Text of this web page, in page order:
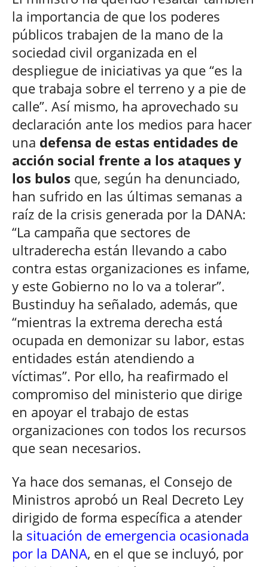
la importancia de que los poderes
públicos trabajen de la mano de la
sociedad civil organizada en el
despliegue de iniciativas ya que “es la
que trabaja sobre el terreno y a pie de
calle”. Así mismo, ha aprovechado su
declaración ante los medios para hacer
una defensa de estas entidades de
acción social frente a los ataques y
los bulos que, según ha denunciado,
han sufrido en las últimas semanas a
raíz de la crisis generada por la DANA:
“La campaña que sectores de
ultraderecha están llevando a cabo
contra estas organizaciones es infame,
y este Gobierno no lo va a tolerar”.
Bustinduy ha señalado, además, que
“mientras la extrema derecha está
ocupada en demonizar su labor, estas
entidades están atendiendo a
víctimas”. Por ello, ha reafirmado el
compromiso del ministerio que dirige
en apoyar el trabajo de estas
organizaciones con todos los recursos
que sean necesarios.
Ya hace dos semanas, el Consejo de
Ministros aprobó un Real Decreto Ley
dirigido de forma específica a atender
la situación de emergencia ocasionada
por la DANA, en el que se incluyó, por